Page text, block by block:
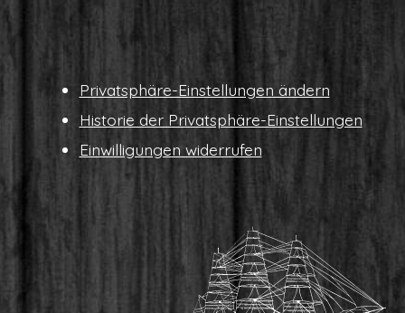
Pri­vat­sphä­re-Ein­stel­lun­gen ändern
His­to­rie der Privatsphäre-Einstellungen
Ein­wil­li­gun­gen widerrufen